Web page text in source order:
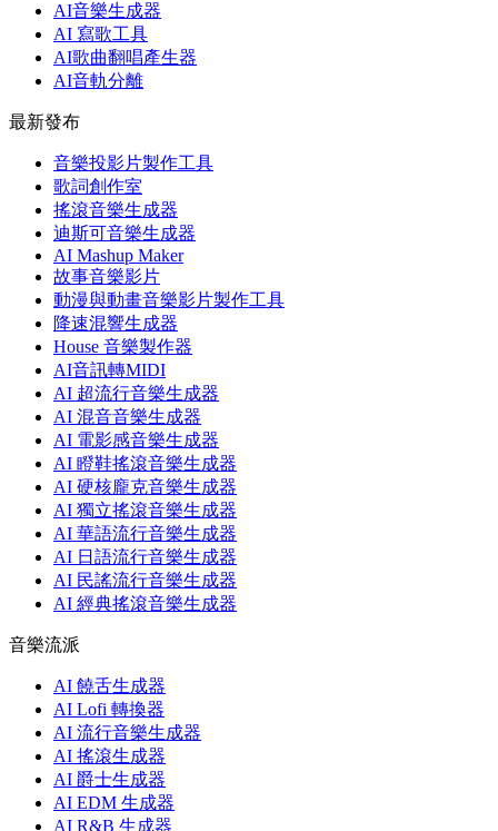
AI音樂生成器
AI 寫歌工具
AI歌曲翻唱產生器
AI音軌分離
最新發布
音樂投影片製作工具
歌詞創作室
搖滾音樂生成器
迪斯可音樂生成器
AI Mashup Maker
故事音樂影片
動漫與動畫音樂影片製作工具
降速混響生成器
House 音樂製作器
AI音訊轉MIDI
AI 超流行音樂生成器
AI 混音音樂生成器
AI 電影感音樂生成器
AI 瞪鞋搖滾音樂生成器
AI 硬核龐克音樂生成器
AI 獨立搖滾音樂生成器
AI 華語流行音樂生成器
AI 日語流行音樂生成器
AI 民謠流行音樂生成器
AI 經典搖滾音樂生成器
音樂流派
AI 饒舌生成器
AI Lofi 轉換器
AI 流行音樂生成器
AI 搖滾生成器
AI 爵士生成器
AI EDM 生成器
AI R&B 生成器